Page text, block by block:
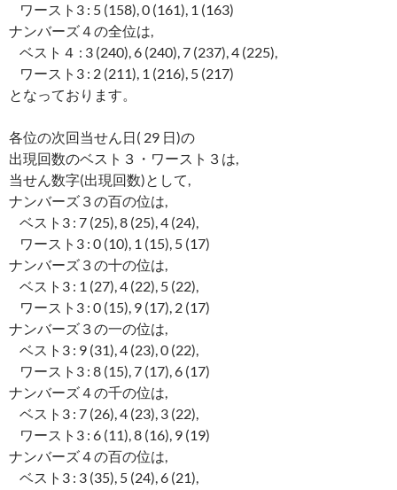
ワースト3 : 5 (158), 0 (161), 1 (163)
ナンバーズ４の全位は,
ベスト４ : 3 (240), 6 (240), 7 (237), 4 (225),
ワースト3 : 2 (211), 1 (216), 5 (217)
となっております。
各位の次回当せん日( 29 日)の
出現回数のベスト３・ワースト３は,
当せん数字(出現回数)として,
ナンバーズ３の百の位は,
ベスト3 : 7 (25), 8 (25), 4 (24),
ワースト3 : 0 (10), 1 (15), 5 (17)
ナンバーズ３の十の位は,
ベスト3 : 1 (27), 4 (22), 5 (22),
ワースト3 : 0 (15), 9 (17), 2 (17)
ナンバーズ３の一の位は,
ベスト3 : 9 (31), 4 (23), 0 (22),
ワースト3 : 8 (15), 7 (17), 6 (17)
ナンバーズ４の千の位は,
ベスト3 : 7 (26), 4 (23), 3 (22),
ワースト3 : 6 (11), 8 (16), 9 (19)
ナンバーズ４の百の位は,
ベスト3 : 3 (35), 5 (24), 6 (21),